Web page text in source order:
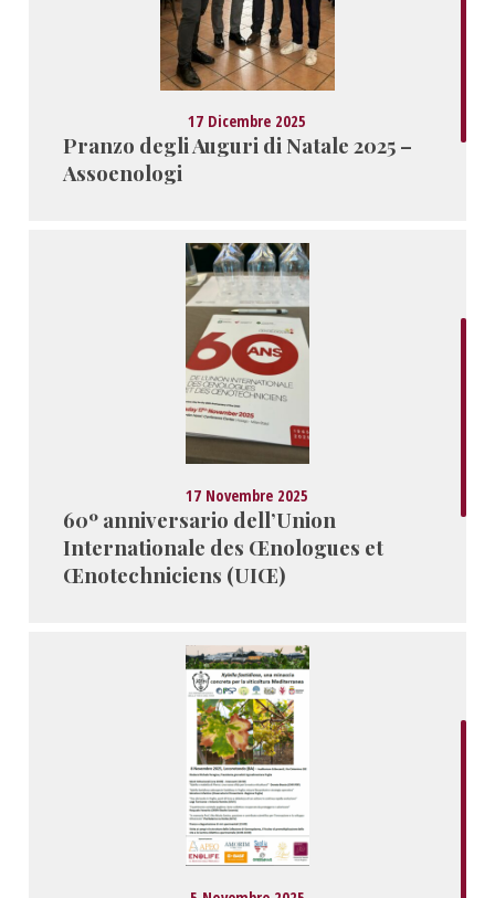
17 Dicembre 2025
Pranzo degli Auguri di Natale 2025 –
Assoenologi
17 Novembre 2025
60º anniversario dell’Union
Internationale des Œnologues et
Œnotechniciens (UIŒ)